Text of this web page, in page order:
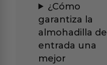
¿Cómo
garantiza la
almohadilla de
entrada una
mejor